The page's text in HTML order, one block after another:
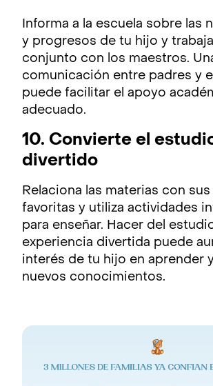
Informa a la escuela sobre las
y progresos de tu hijo y
conjunto con los maestros.
comunicación entre padres y
puede facilitar el apoyo
adecuado.
10. Convierte el
divertido
Relaciona las materias con
favoritas y utiliza actividades
para enseñar. Hacer del
experiencia divertida puede
interés de tu hijo en aprender
nuevos conocimientos.